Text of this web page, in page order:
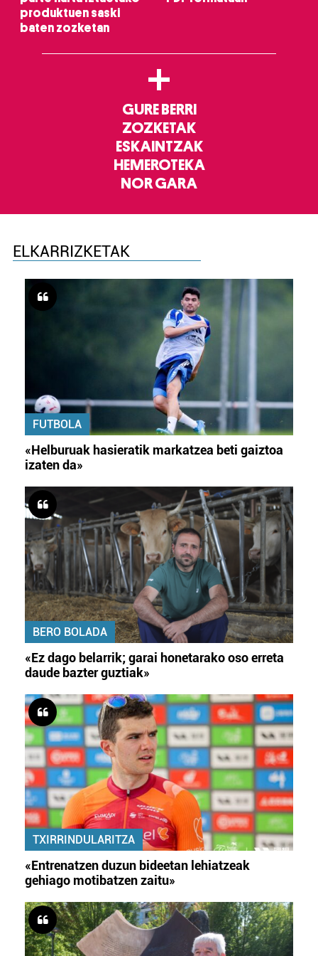
produktuen saski
baten zozketan
+
GURE BERRI
ZOZKETAK
ESKAINTZAK
HEMEROTEKA
NOR GARA
ELKARRIZKETAK
FUTBOLA
«Helburuak hasieratik markatzea beti gaiztoa
izaten da»
BERO BOLADA
«Ez dago belarrik; garai honetarako oso erreta
daude bazter guztiak»
TXIRRINDULARITZA
«Entrenatzen duzun bideetan lehiatzeak
gehiago motibatzen zaitu»